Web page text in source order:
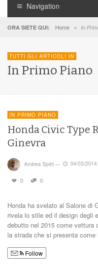
Navigation
ORA SIETE QUI: Home » In
TUTTI GLI ARTICOLI IN
In Primo Piano
IN PRIMO PIANO
Honda Civic Type
Ginevra
Andrea Spitti — 04/03/2014
0 0
Honda ha svelato al Salone di
rivela lo stile ed il design degli
debutto nel 2015 come vettura
la strada che si presenta
Follow